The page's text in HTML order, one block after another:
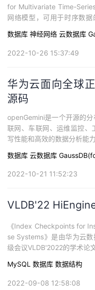
for Multivariate Time-
网络模型，可用于时序数
掘领域的顶级国际学术会议
国佐治
数据库 神经网络 云数据库
2022-10-26 15:37:49
华为云面向全球
源码
openGemini是一个开源的
联网、车联网、运维监控、
写性能和高效的数据分析能
数据库 云数据库
2022-10-21 11:52:23
VLDB'22
《Index Checkpoints for
se Systems》是由华为云
级会议VLDB'2022的学术论文
MySQL 数据库 数据结构
2022-09-08 12:58:08